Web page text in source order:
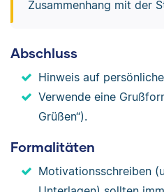
Zusammenhang mit der
Abschluss
Hinweis auf
Verwende eine
Grüßen“).
Formalitäten
Motivationsschreiben